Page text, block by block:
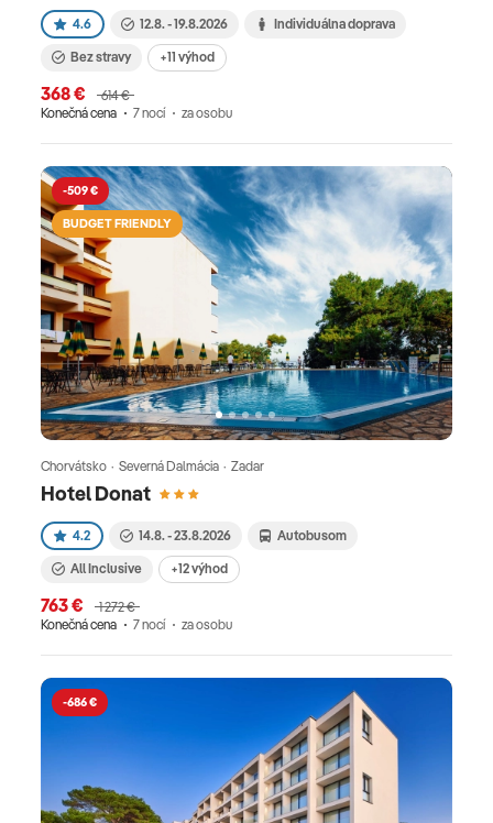
4.6 12.8. - 19.8.2026 Individuálna doprava
Bez stravy +11 výhod
368 €
614 €
Konečná cena
7 nocí za osobu
-509 €
BUDGET FRIENDLY
Hotel Donat
Chorvátsko · Severná Dalmácia · Zadar
4.2 14.8. - 23.8.2026 Autobusom
All Inclusive +12 výhod
763 €
1 272 €
Konečná cena
7 nocí za osobu
-686 €